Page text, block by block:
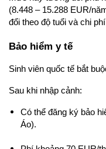
(8.448 – 15.288 EUR/
đổi theo độ tuổi và chi
Bảo hiểm y tế
Sinh viên quốc tế bắt
Sau khi nhập cảnh:
Có thể đăng ký bảo
Áo).